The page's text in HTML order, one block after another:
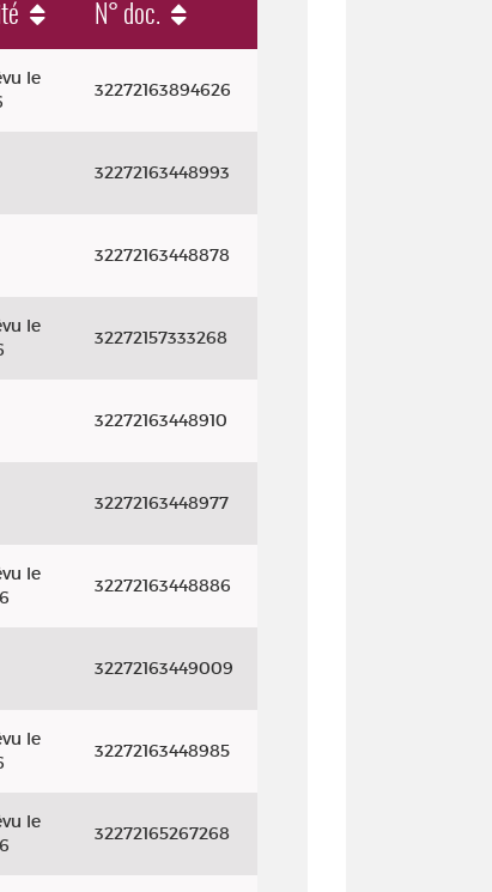
N° doc.
le
32272163894626
32272163448993
32272163448878
le
32272157333268
32272163448910
32272163448977
le
32272163448886
32272163449009
le
32272163448985
le
32272165267268